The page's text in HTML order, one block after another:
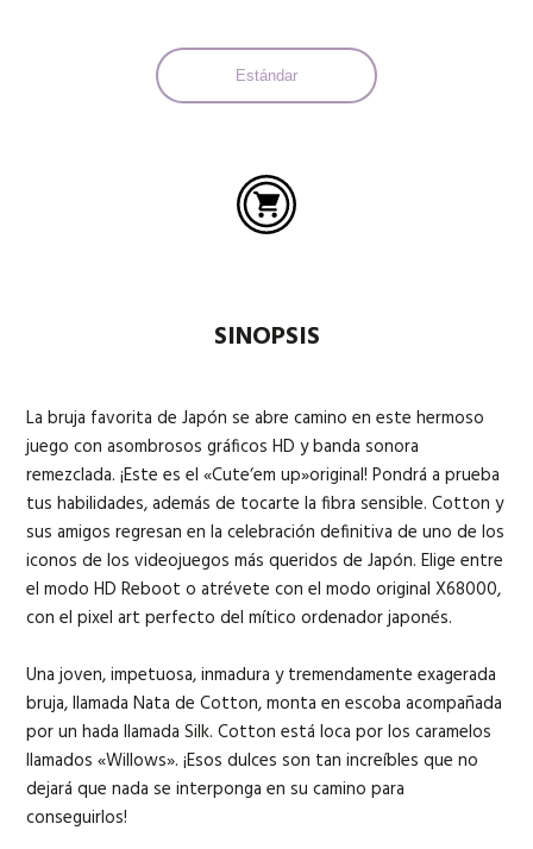
Estándar
SINOPSIS
La bruja favorita de Japón se abre camino en este hermoso
juego con asombrosos gráficos HD y banda sonora
remezclada. ¡Este es el «Cute‘em up»original! Pondrá a prueba
tus habilidades, además de tocarte la fibra sensible. Cotton y
sus amigos regresan en la celebración definitiva de uno de los
iconos de los videojuegos más queridos de Japón. Elige entre
el modo HD Reboot o atrévete con el modo original X68000,
con el pixel art perfecto del mítico ordenador japonés.
Una joven, impetuosa, inmadura y tremendamente exagerada
bruja, llamada Nata de Cotton, monta en escoba acompañada
por un hada llamada Silk. Cotton está loca por los caramelos
llamados «Willows». ¡Esos dulces son tan increíbles que no
dejará que nada se interponga en su camino para
conseguirlos!